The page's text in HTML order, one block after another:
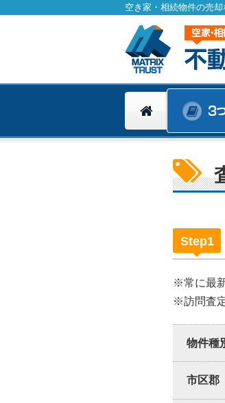
空き家・相続物件の売
Step1
※常に最
※訪問査
物件種
市区郡